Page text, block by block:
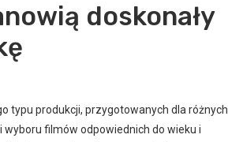
doskonały
typu produkcji, przygotowanych dla różnych
filmów odpowiednich do wieku i